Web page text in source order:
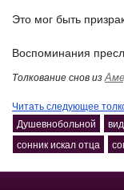
Это мог быть
Воспоминания
Толкование снов из
Читать следующее
Душевнобольной
сонник искал отца